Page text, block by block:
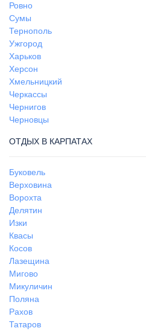
Ровно
Сумы
Тернополь
Ужгород
Харьков
Херсон
Хмельницкий
Черкассы
Чернигов
Черновцы
ОТДЫХ В КАРПАТАХ
Буковель
Верховина
Ворохта
Делятин
Изки
Квасы
Косов
Лазещина
Мигово
Микуличин
Поляна
Рахов
Татаров